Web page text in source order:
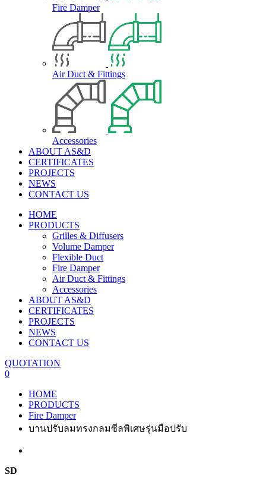
Fire Damper
Air Duct & Fittings
Accessories
ABOUT AS&D
CERTIFICATES
PROJECTS
NEWS
CONTACT US
HOME
PRODUCTS
Grilles & Diffusers
Volume Damper
Flexible Duct
Fire Damper
Air Duct & Fittings
Accessories
ABOUT AS&D
CERTIFICATES
PROJECTS
NEWS
CONTACT US
QUOTATION
0
HOME
PRODUCTS
Fire Damper
บานปรับลมทรงกลมซีลพิเศษรุ่นมือปรับ
SD